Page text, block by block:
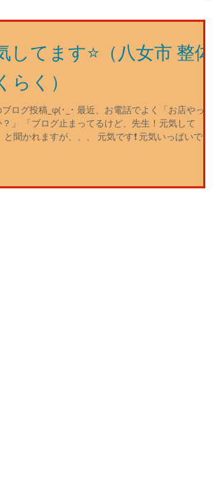
してます⭐️（八女市 整体
らく）
ログ投稿_φ(･_･ 最近、お電話でよく「お店やって
？」 「ブログ止まってるけど、先生！元気して
と聞かれますが、、、 元気です❗️ 元気いっぱいです‼️